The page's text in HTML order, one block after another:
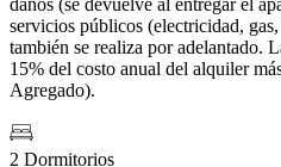
daños (se devuelve al entregar el
servicios públicos (electricidad,
también se realiza por adelantado.
15% del costo anual del alquiler
Agregado).
2 Dormitorios